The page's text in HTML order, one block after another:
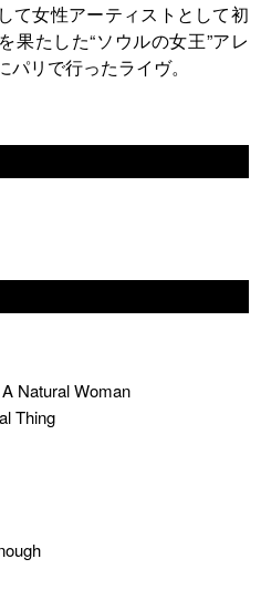
て女性アーティストとして初
果たした“ソウルの女王”アレ
リで行ったライヴ。
Natural Woman
Thing